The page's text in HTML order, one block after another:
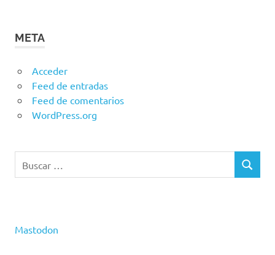
META
Acceder
Feed de entradas
Feed de comentarios
WordPress.org
BUSCAR
Mastodon